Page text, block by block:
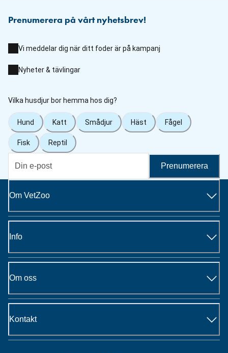
Prenumerera på vårt nyhetsbrev!
Vi meddelar dig när ditt foder är på kampanj
Nyheter & tävlingar
Vilka husdjur bor hemma hos dig?
Hund Katt Smådjur Häst Fågel
Fisk Reptil
Prenumerera
Om VetZoo
Info
Om oss
Kontakt